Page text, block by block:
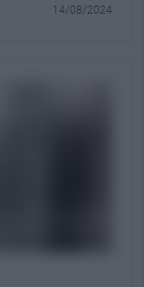
14/08/2024